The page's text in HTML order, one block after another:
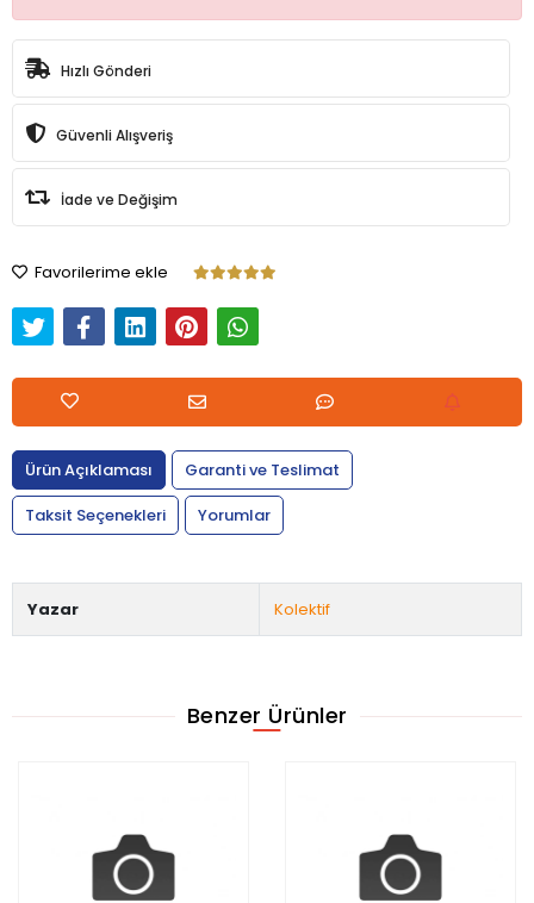
Hızlı Gönderi
Güvenli Alışveriş
İade ve Değişim
Favorilerime ekle
Ürün Açıklaması
Garanti ve Teslimat
Taksit Seçenekleri
Yorumlar
Yazar Kolektif
Benzer Ürünler